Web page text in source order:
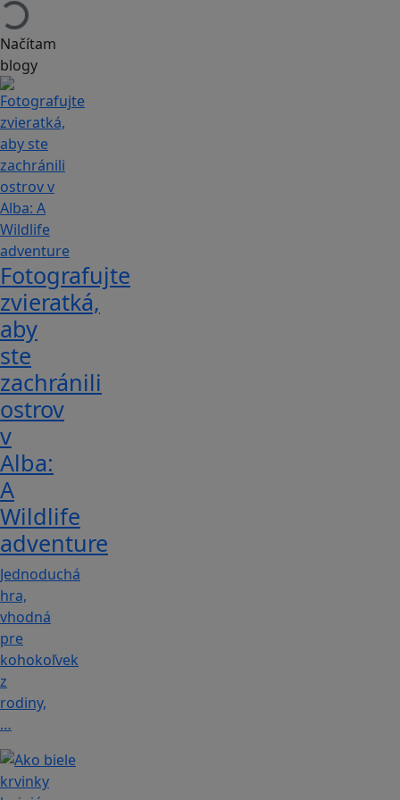
Načítam
blogy
Fotografujte
zvieratká,
aby
ste
zachránili
ostrov
v
Alba:
A
Wildlife
adventure
Jednoduchá
hra,
vhodná
pre
kohokoľvek
z
rodiny,
…